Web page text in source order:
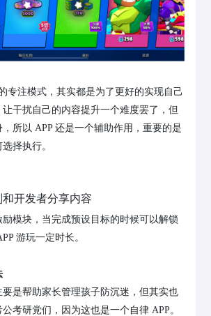
专注模式，其实都是为了更好的实现自己
干扰自己的内容提升一个难度罢了，但
所以 APP 还是一个辅助作用，重要的是
择执行。
开发者分享内容
模块，当完成预设目标的时候可以解锁
游玩一定时长。
是帮助家长管理孩子防沉迷，但其实也
考研党们，因为这也是一个自律 APP。